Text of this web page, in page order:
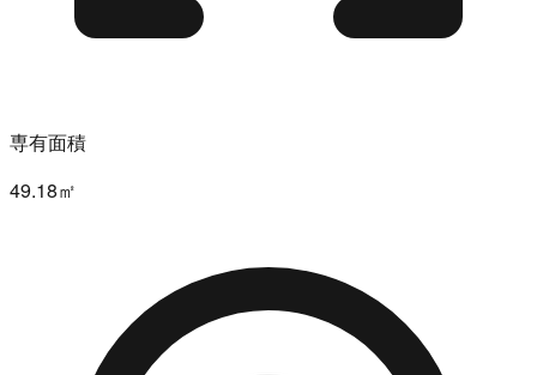
専有面積
49.18㎡